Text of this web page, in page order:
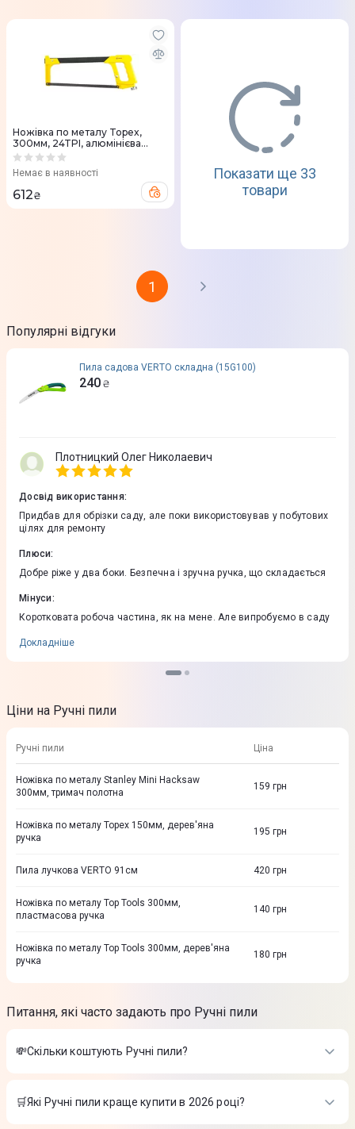
Ножівка по металу Topex,
300мм, 24TPI, алюмінієва
ручка
Немає в наявності
612₴
Показати ще 33
товари
1
Популярні відгуки
Пила садова VERTO складна (15G100)
240 ₴
Плотницкий Олег Николаевич
Досвід використання:
Придбав для обрізки саду, але поки використовував у побутових
цілях для ремонту
Плюси:
Добре ріже у два боки. Безпечна і зручна ручка, що складається
Мінуси:
Коротковата робоча частина, як на мене. Але випробуємо в саду
Докладніше
Ціни на Ручні пили
Ручні пили Ціна
Ножівка по металу Stanley Mini Hacksaw
300мм, тримач полотна
159 грн
Ножівка по металу Topex 150мм, дерев'яна
ручка
195 грн
Пила лучкова VERTO 91см 420 грн
Ножівка по металу Top Tools 300мм,
пластмасова ручка
140 грн
Ножівка по металу Top Tools 300мм, дерев'яна
ручка
180 грн
Питання, які часто задають про Ручні пили
💸Скільки коштують Ручні пили?
Вартість товарів в категорії Ручні пили в інтернет-магазині
Цитрус
🛒Які Ручні пили краще купити в 2026 році?